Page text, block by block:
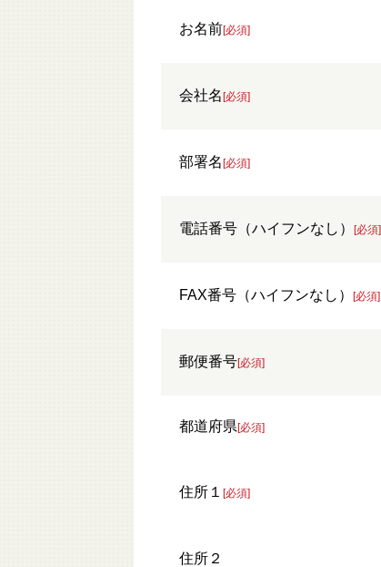
お名前[必須]
会社名 [必須]
部署名 [必須]
電話番号（ハイフンなし） [必須]
FAX番号（ハイフンなし） [必須]
郵便番号[必須]
都道府県 [必須]
住所１ [必須]
住所２